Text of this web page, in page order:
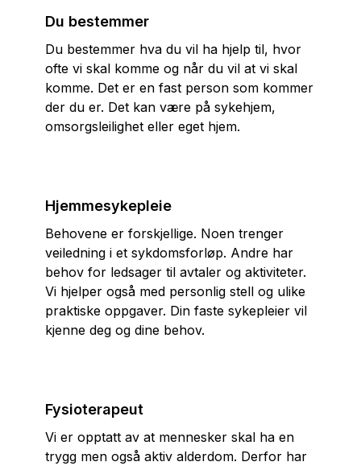
Du bestemmer
Du bestemmer hva du vil ha hjelp til, hvor
ofte vi skal komme og når du vil at vi skal
komme. Det er en fast person som kommer
der du er. Det kan være på sykehjem,
omsorgsleilighet eller eget hjem.
Hjemmesykepleie
Behovene er forskjellige. Noen trenger
veiledning i et sykdomsforløp. Andre har
behov for ledsager til avtaler og aktiviteter.
Vi hjelper også med personlig stell og ulike
praktiske oppgaver. Din faste sykepleier vil
kjenne deg og dine behov.
Fysioterapeut
Vi er opptatt av at mennesker skal ha en
trygg men også aktiv alderdom. Derfor har